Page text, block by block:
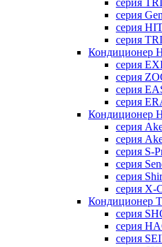
серия
серия
серия
серия
Кондиционер
серия
серия
серия
серия
Кондиционер
cерия
серия
серия S-
серия
серия
серия X-
Кондиционер
серия
серия
серия